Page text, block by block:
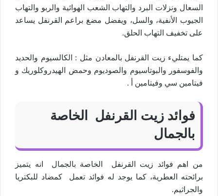
السعال ونزلات البرد والتهاب الشعب الهوائية والربو والتهاب
الجيوب الأنفية، والسل، ويفضل مضغ براعم القرنفل يساعد
على تخفيف التهاب الحلق.
كما يمتليء زيت القرنفل بالمعادن مثل : الكالسيوم والحديد
والفوسفور والبوتاسيوم والصوديوم وحمض الهيدروكلوريك و
فيتامين سي وفيتامين أ .
فوائد زيت القرنفل الخاصة
بالجمال
من اهم فوائد زيت القرنفل الخاصة بالجمال انه يتميز
برائحته العطرية، كما يوجد له فوائد تعمل كمضاد للبكتريا
والجراثيم.